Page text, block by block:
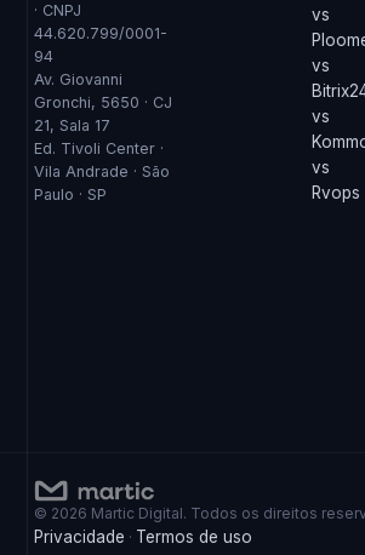
· CNPJ
44.620.799/0001-
94
Av. Giovanni
Gronchi, 5650 · CJ
21, Sala 17
Ed. Tivoli Center ·
Vila Andrade · São
Paulo · SP
vs
vs
vs
vs
Rvops
© 2026 Martic Digital. Todos os direitos
Privacidade · Termos de uso